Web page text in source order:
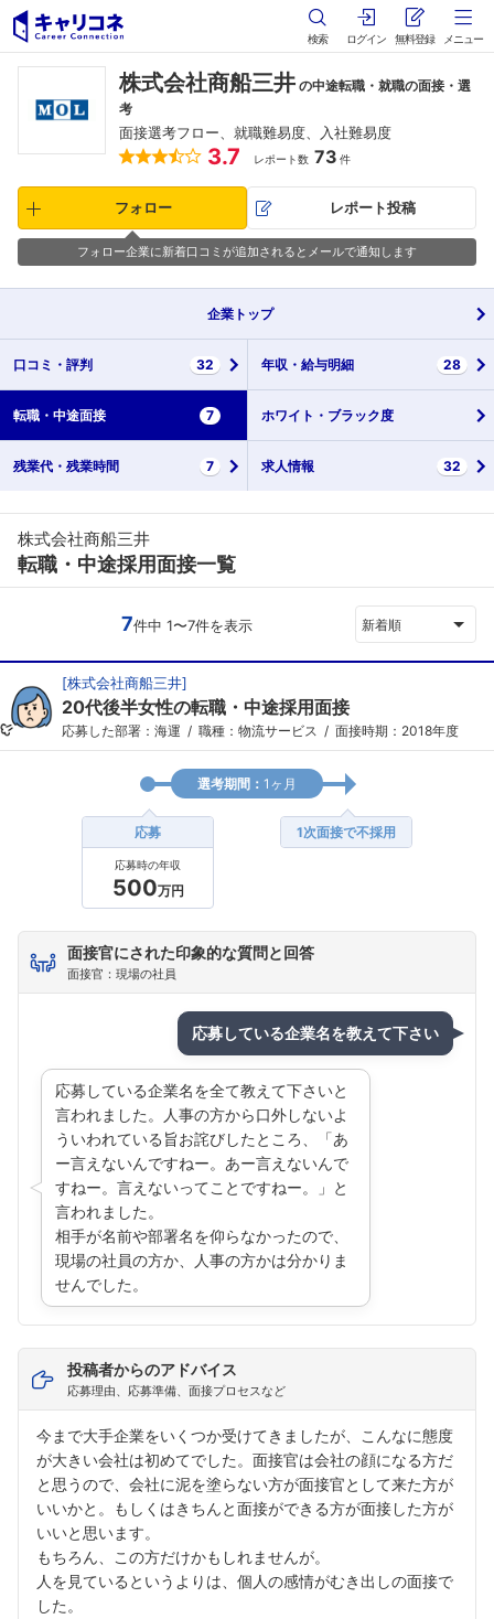
検索 ログイン 無料登録 メニュー
株式会社商船三井 の中途転職・就職の面接・選
考
面接選考フロー、就職難易度、入社難易度
3.7 レポート数 73 件
フォロー レポート投稿
フォロー企業に新着口コミが追加されるとメールで通知します
企業 トップ
口コミ・ 評判 32 年収・ 給与明細 28
転職・ 中途面接 7 ホワイト・ ブラック度
残業代・ 残業時間 7 求人情報 32
株式会社商船三井
転職・中途採用面接一覧
7件中 1〜7件を表示 新着順
[株式会社商船三井]
20代後半女性の転職・中途採用面接
応募した部署：海運 職種：物流サービス 面接時期：2018年度
選考期間： 1ヶ月
応募
応募時の年収
500万円
1次面接で不採用
面接官にされた印象的な質問と回答
面接官：現場の社員
応募している企業名を教えて下さい
応募している企業名を全て教えて下さいと
言われました。人事の方から口外しないよ
ういわれている旨お詫びしたところ、「あ
ー言えないんですねー。あー言えないんで
すねー。言えないってことですねー。」と
言われました。
相手が名前や部署名を仰らなかったので、
現場の社員の方か、人事の方かは分かりま
せんでした。
投稿者からのアドバイス
応募理由、応募準備、面接プロセスなど
今まで大手企業をいくつか受けてきましたが、こんなに態度
が大きい会社は初めてでした。面接官は会社の顔になる方だ
と思うので、会社に泥を塗らない方が面接官として来た方が
いいかと。もしくはきちんと面接ができる方が面接した方が
いいと思います。
もちろん、この方だけかもしれませんが。
人を見ているというよりは、個人の感情がむき出しの面接で
した。